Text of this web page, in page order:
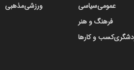
سیاسیعمومی
فرهنگ و هنر
کسب و کارها
مذهبیورزشی